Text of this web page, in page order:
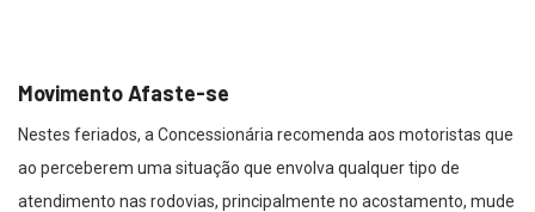
Movimento Afaste-se
Nestes feriados, a Concessionária recomenda aos motoristas que
ao perceberem uma situação que envolva qualquer tipo de
atendimento nas rodovias, principalmente no acostamento, mude